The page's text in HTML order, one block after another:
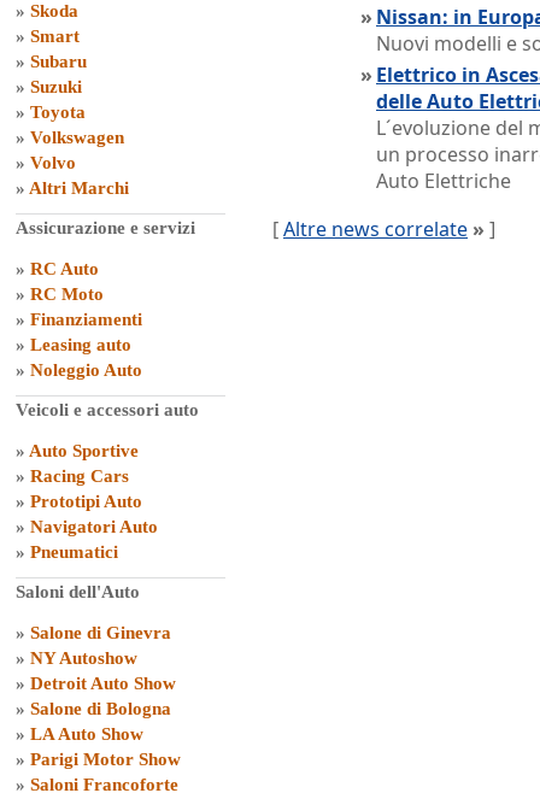
» Skoda
» Smart
» Subaru
» Suzuki
» Toyota
» Volkswagen
» Volvo
» Altri Marchi
Assicurazione e servizi
» RC Auto
» RC Moto
» Finanziamenti
» Leasing auto
» Noleggio Auto
Veicoli e accessori auto
» Auto Sportive
» Racing Cars
» Prototipi Auto
» Navigatori Auto
» Pneumatici
Saloni dell'Auto
» Salone di Ginevra
» NY Autoshow
» Detroit Auto Show
» Salone di Bologna
» LA Auto Show
» Parigi Motor Show
» Saloni Francoforte
» Nissan: in
Nuovi modelli e
» Elettrico in
delle Auto
L´evoluzione del
un processo
Auto Elettriche
[Altre news correlate » ]